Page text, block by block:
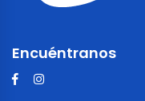
Encuéntranos